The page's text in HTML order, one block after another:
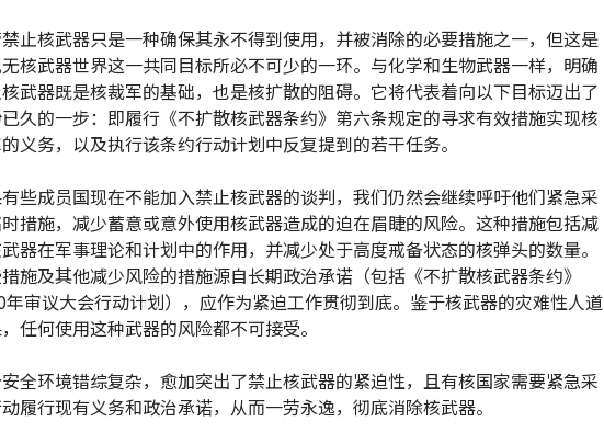
止核武器只是一种确保其永不得到使用，并被消除的必要措施之一，但这是
核武器世界这一共同目标所必不可少的一环。与化学和生物武器一样，明确
武器既是核裁军的基础，也是核扩散的阻碍。它将代表着向以下目标迈出了
久的一步：即履行《不扩散核武器条约》第六条规定的寻求有效措施实现核
义务，以及执行该条约行动计划中反复提到的若干任务。
些成员国现在不能加入禁止核武器的谈判，我们仍然会继续呼吁他们紧急采
措施，减少蓄意或意外使用核武器造成的迫在眉睫的风险。这种措施包括减
器在军事理论和计划中的作用，并减少处于高度戒备状态的核弹头的数量。
施及其他减少风险的措施源自长期政治承诺（包括《不扩散核武器条约》
年审议大会行动计划），应作为紧迫工作贯彻到底。鉴于核武器的灾难性人道
任何使用这种武器的风险都不可接受。
全环境错综复杂，愈加突出了禁止核武器的紧迫性，且有核国家需要紧急采
履行现有义务和政治承诺，从而一劳永逸，彻底消除核武器。